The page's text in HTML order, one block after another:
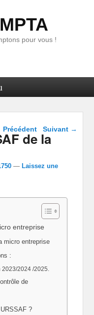
pour vous !
Navigation dans les
Précédent Suivant →
de la
—Laissez une
entreprise
micro entreprise
:
2024 /2025.
de
?